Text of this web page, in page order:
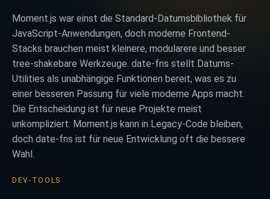
Moment.js war einst die Standard-Datumsbibliothek für
JavaScript-Anwendungen, doch moderne Frontend-
Stacks brauchen meist kleinere, modularere und besser
tree-shakebare Werkzeuge. date-fns stellt Datums-
Utilities als unabhängige Funktionen bereit, was es zu
einer besseren Passung für viele moderne Apps macht.
Die Entscheidung ist für neue Projekte meist
unkompliziert: Moment.js kann in Legacy-Code bleiben,
doch date-fns ist für neue Entwicklung oft die bessere
Wahl.
DEV-TOOLS